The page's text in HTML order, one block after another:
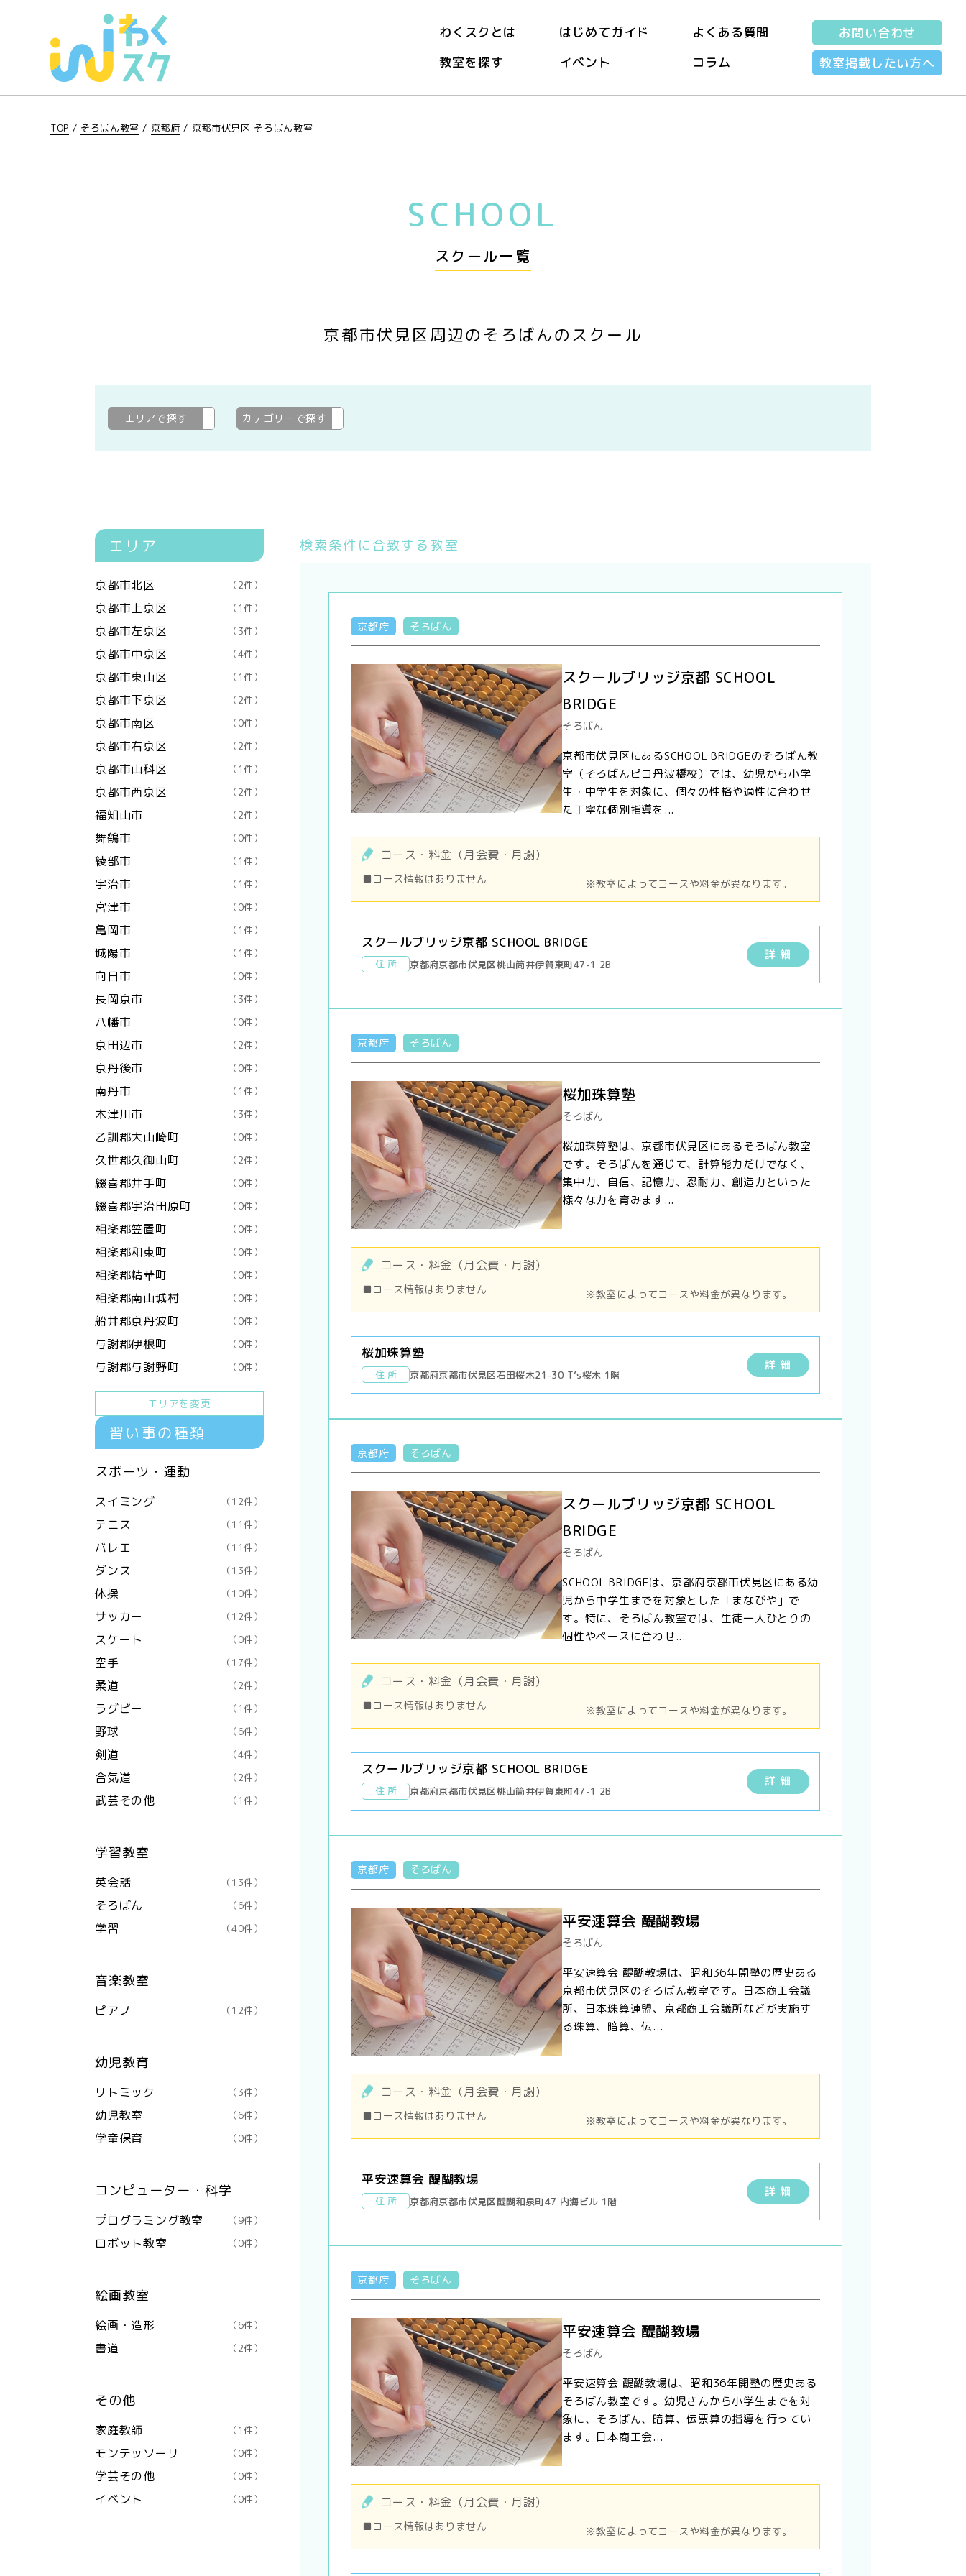
わくスクとは はじめてガイド
よくある質問
教室を探す
イベント コラム
お問い合わせ
教室掲載したい方へ
TOP / そろばん教室 / 京都府 / 京都市伏見区 そろばん教室
SCHOOL
スクール一覧
京都市伏見区周辺のそろばんのスクール
エリアで探す 京都市伏見区
カテゴリーで探す
エリア
京都市北区 （2件）
京都市上京区 （1件）
京都市左京区 （3件）
京都市中京区 （4件）
京都市東山区 （1件）
京都市下京区 （2件）
京都市南区 （0件）
京都市右京区 （2件）
京都市山科区 （1件）
京都市西京区 （2件）
福知山市 （2件）
舞鶴市 （0件）
綾部市 （1件）
宇治市 （1件）
宮津市 （0件）
亀岡市 （1件）
城陽市 （1件）
向日市 （0件）
長岡京市 （3件）
八幡市 （0件）
京田辺市 （2件）
京丹後市 （0件）
南丹市 （1件）
木津川市 （3件）
乙訓郡大山崎町 （0件）
久世郡久御山町 （2件）
綴喜郡井手町 （0件）
綴喜郡宇治田原町 （0件）
相楽郡笠置町 （0件）
相楽郡和束町 （0件）
相楽郡精華町 （0件）
相楽郡南山城村 （0件）
船井郡京丹波町 （0件）
与謝郡伊根町 （0件）
与謝郡与謝野町 （0件）
エリアを変更
習い事の種類
スポーツ・運動
スイミング （12件）
テニス （11件）
バレエ （11件）
ダンス （13件）
体操 （10件）
サッカー （12件）
スケート （0件）
空手 （17件）
柔道 （2件）
ラグビー （1件）
野球 （6件）
剣道 （4件）
合気道 （2件）
武芸その他 （1件）
学習教室
英会話 （13件）
そろばん （6件）
学習 （40件）
音楽教室
ピアノ （12件）
幼児教育
リトミック （3件）
幼児教室 （6件）
学童保育 （0件）
コンピューター・科学
プログラミング教室 （9件）
ロボット教室 （0件）
絵画教室
絵画・造形 （6件）
書道 （2件）
その他
家庭教師 （1件）
モンテッソーリ （0件）
学芸その他 （0件）
イベント （0件）
検索条件に合致する教室
京都府 そろばん
スクールブリッジ京都 SCHOOL
BRIDGE
そろばん
京都市伏見区にあるSCHOOL BRIDGEのそろばん教
室（そろばんピコ丹波橋校）では、幼児から小学
生・中学生を対象に、個々の性格や適性に合わせ
た丁寧な個別指導を...
コース・料金（月会費・月謝）
■コース情報はありません ※教室によってコースや料金が異なります。
スクールブリッジ京都 SCHOOL BRIDGE
住 所 京都府京都市伏見区桃山筒井伊賀東町47-1 2B
詳 細
京都府 そろばん
桜加珠算塾
そろばん
桜加珠算塾は、京都市伏見区にあるそろばん教室
です。そろばんを通じて、計算能力だけでなく、
集中力、自信、記憶力、忍耐力、創造力といった
様々な力を育みます...
コース・料金（月会費・月謝）
■コース情報はありません ※教室によってコースや料金が異なります。
桜加珠算塾
住 所 京都府京都市伏見区石田桜木21-30 T’s桜木 1階
詳 細
京都府 そろばん
スクールブリッジ京都 SCHOOL
BRIDGE
そろばん
SCHOOL BRIDGEは、京都府京都市伏見区にある幼
児から中学生までを対象とした「まなびや」で
す。特に、そろばん教室では、生徒一人ひとりの
個性やペースに合わせ...
コース・料金（月会費・月謝）
■コース情報はありません ※教室によってコースや料金が異なります。
スクールブリッジ京都 SCHOOL BRIDGE
住 所 京都府京都市伏見区桃山筒井伊賀東町47-1 2B
詳 細
京都府 そろばん
平安速算会 醍醐教場
そろばん
平安速算会 醍醐教場は、昭和36年開塾の歴史ある
京都市伏見区のそろばん教室です。日本商工会議
所、日本珠算連盟、京都商工会議所などが実施す
る珠算、暗算、伝...
コース・料金（月会費・月謝）
■コース情報はありません ※教室によってコースや料金が異なります。
平安速算会 醍醐教場
住 所 京都府京都市伏見区醍醐和泉町47 内海ビル 1階
詳 細
京都府 そろばん
平安速算会 醍醐教場
そろばん
平安速算会 醍醐教場は、昭和36年開塾の歴史ある
そろばん教室です。幼児さんから小学生までを対
象に、そろばん、暗算、伝票算の指導を行ってい
ます。日本商工会...
コース・料金（月会費・月謝）
■コース情報はありません ※教室によってコースや料金が異なります。